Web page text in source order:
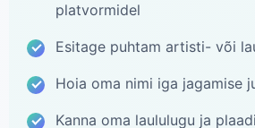
platvormidel
Esitage puhtam artisti- või
Hoia oma nimi iga jagamise
Kanna oma laululugu ja